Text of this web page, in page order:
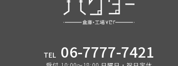
TEL 06-7777-7421